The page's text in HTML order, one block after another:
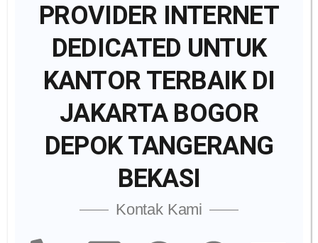
PROVIDER INTERNET
DEDICATED UNTUK
KANTOR TERBAIK DI
JAKARTA BOGOR
DEPOK TANGERANG
BEKASI
Kontak Kami